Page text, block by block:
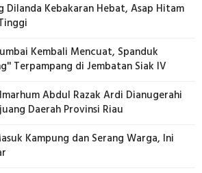
Dilanda Kebakaran Hebat, Asap Hitam
Kembali Mencuat, Spanduk
Terpampang di Jembatan Siak IV
Abdul Razak Ardi Dianugerahi
Daerah Provinsi Riau
Kampung dan Serang Warga, Ini